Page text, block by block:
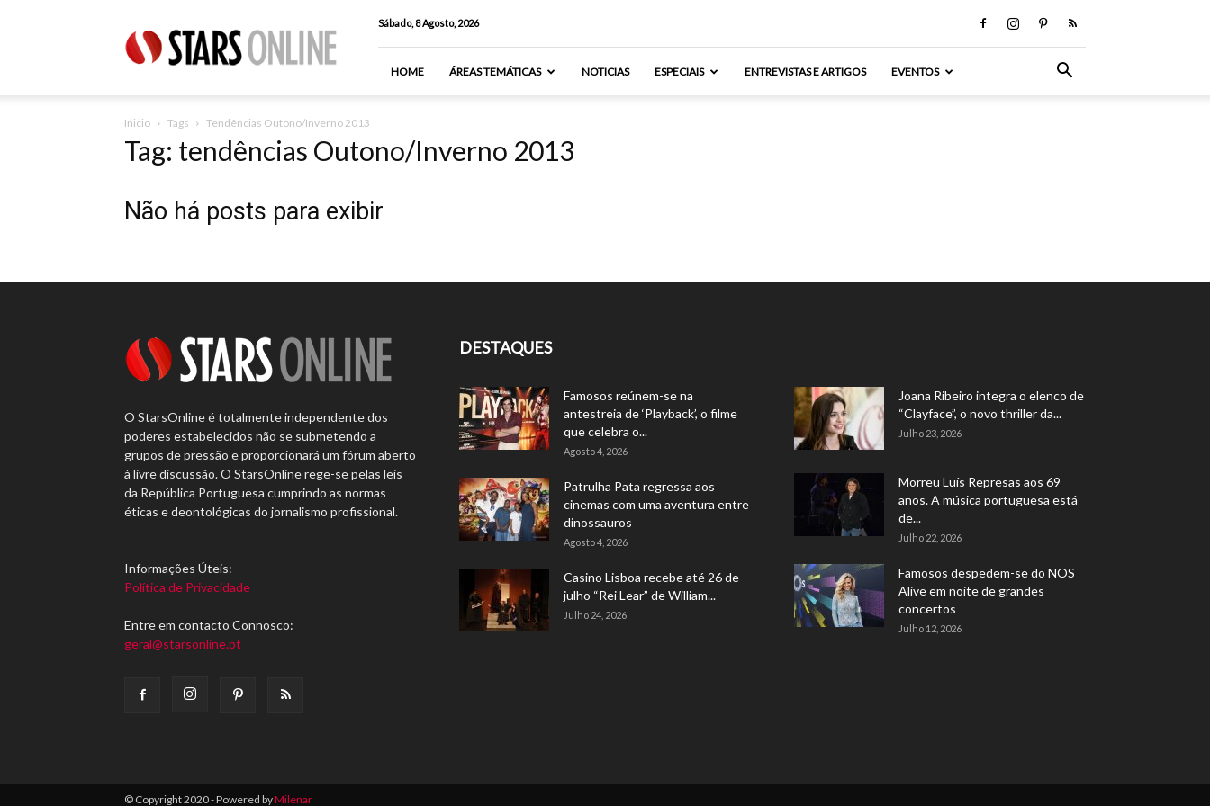
Online
Sábado, 8 Agosto, 2026
HOME ÁREAS TEMÁTICAS NOTICIAS ESPECIAIS ENTREVISTAS E ARTIGOS EVENTOS
Inicio Tags Tendências Outono/Inverno 2013
Tag: tendências Outono/Inverno 2013
Não há posts para exibir
O StarsOnline é totalmente independente dos
poderes estabelecidos não se submetendo a
grupos de pressão e proporcionará um fórum aberto
à livre discussão. O StarsOnline rege-se pelas leis
da República Portuguesa cumprindo as normas
éticas e deontológicas do jornalismo profissional.
Informações Úteis:
Política de Privacidade
Entre em contacto Connosco:
geral@starsonline.pt
DESTAQUES
Famosos reúnem-se na
antestreia de ‘Playback’, o filme
que celebra o...
Agosto 4, 2026
Patrulha Pata regressa aos
cinemas com uma aventura entre
dinossauros
Agosto 4, 2026
Casino Lisboa recebe até 26 de
julho “Rei Lear” de William...
Julho 24, 2026
Joana Ribeiro integra o elenco de
“Clayface”, o novo thriller da...
Julho 23, 2026
Morreu Luís Represas aos 69
anos. A música portuguesa está
de...
Julho 22, 2026
Famosos despedem-se do NOS
Alive em noite de grandes
concertos
Julho 12, 2026
© Copyright 2020 - Powered byMilenar